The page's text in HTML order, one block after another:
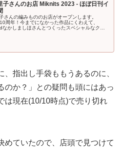
子さんのお店 Miknits 2023 - ほぼ日刊イ
さんの編みもののお店がオープンします。
周年！今までになかった作品にくわえて、
なかしましほさんとつくったスペシャルなクッ
、指出し手袋ももうあるのに、
のか？」との疑問も頭にはあっ
は現在(10/10時点)で売り切れ
めていたので、店頭で見つけて